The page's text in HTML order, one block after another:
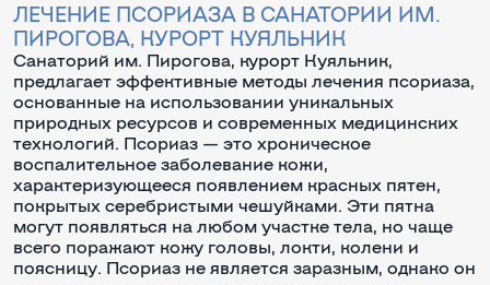
ЛЕЧЕНИЕ ПСОРИАЗА В САНАТОРИИ ИМ.
ПИРОГОВА, КУРОРТ КУЯЛЬНИК
Санаторий им. Пирогова, курорт Куяльник,
предлагает эффективные методы лечения псориаза,
основанные на использовании уникальных
природных ресурсов и современных медицинских
технологий. Псориаз — это хроническое
воспалительное заболевание кожи,
характеризующееся появлением красных пятен,
покрытых серебристыми чешуйками. Эти пятна
могут появляться на любом участке тела, но чаще
всего поражают кожу головы, локти, колени и
поясницу. Псориаз не является заразным, однако он